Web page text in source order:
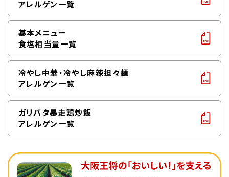
アレルゲン一覧
基本メニュー
食塩相当量一覧
冷やし中華・冷やし麻辣担々麺
アレルゲン一覧
ガリバタ暴走鶏炒飯
アレルゲン一覧